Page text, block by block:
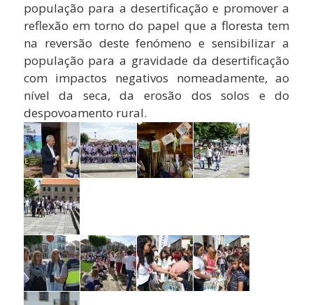
população para a desertificação e promover a
reflexão em torno do papel que a floresta tem
na reversão deste fenómeno e sensibilizar a
população para a gravidade da desertificação
com impactos negativos nomeadamente, ao
nível da seca, da erosão dos solos e do
despovoamento rural.